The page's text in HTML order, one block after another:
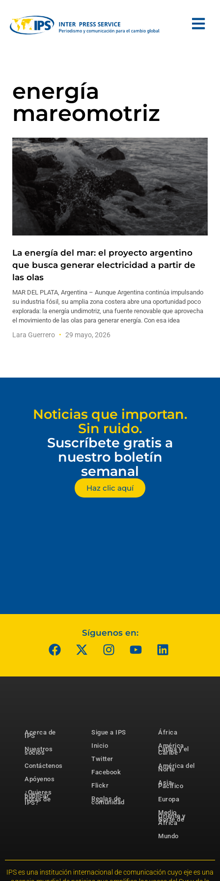
energía
mareomotriz
La energía del mar: el proyecto argentino
que busca generar electricidad a partir de
las olas
MAR DEL PLATA, Argentina – Aunque Argentina continúa impulsando
su industria fósil, su amplia zona costera abre una oportunidad poco
explorada: la energía undimotriz, una fuente renovable que aprovecha
el movimiento de las olas para generar energía. Con esa idea
Lara Guerrero 29 mayo, 2026
Noticias que importan.
Sin ruido.
Suscríbete gratis a
nuestro boletín
semanal
Haz clic aquí
Síguenos en:
Acerca de
IPS
Nuestros
socios
Contáctenos
Apóyenos
¿Quieres
publicar
notas de
IPS?
Sigue a IPS
Inicio
Twitter
Facebook
Flickr
Reglas de
comunidad
África
América
Latina y el
Caribe
América del
Norte
Asia-
Pacífico
Europa
Medio
Oriente y
Norte de
África
Mundo
IPS es una institución internacional de comunicación cuyo eje es una